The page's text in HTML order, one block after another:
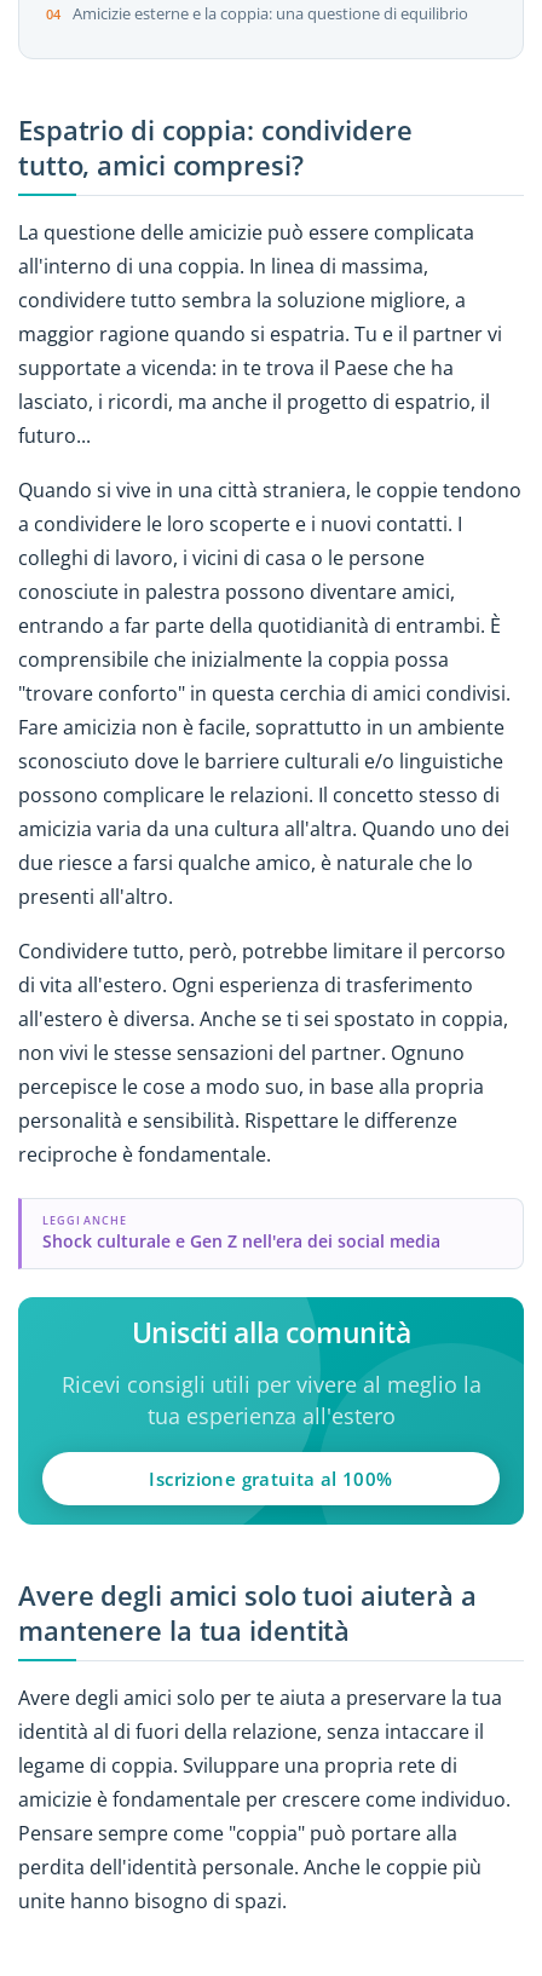
Amicizie esterne e la coppia: una questione di equilibrio
Espatrio di coppia: condividere
tutto, amici compresi?
La questione delle amicizie può essere complicata
all'interno di una coppia. In linea di massima,
condividere tutto sembra la soluzione migliore, a
maggior ragione quando si espatria. Tu e il partner vi
supportate a vicenda: in te trova il Paese che ha
lasciato, i ricordi, ma anche il progetto di espatrio, il
futuro...
Quando si vive in una città straniera, le coppie tendono
a condividere le loro scoperte e i nuovi contatti. I
colleghi di lavoro, i vicini di casa o le persone
conosciute in palestra possono diventare amici,
entrando a far parte della quotidianità di entrambi. È
comprensibile che inizialmente la coppia possa
"trovare conforto" in questa cerchia di amici condivisi.
Fare amicizia non è facile, soprattutto in un ambiente
sconosciuto dove le barriere culturali e/o linguistiche
possono complicare le relazioni. Il concetto stesso di
amicizia varia da una cultura all'altra. Quando uno dei
due riesce a farsi qualche amico, è naturale che lo
presenti all'altro.
Condividere tutto, però, potrebbe limitare il percorso
di vita all'estero. Ogni esperienza di trasferimento
all'estero è diversa. Anche se ti sei spostato in coppia,
non vivi le stesse sensazioni del partner. Ognuno
percepisce le cose a modo suo, in base alla propria
personalità e sensibilità. Rispettare le differenze
reciproche è fondamentale.
LEGGI ANCHE
Shock culturale e Gen Z nell'era dei social media
Unisciti alla comunità
Ricevi consigli utili per vivere al meglio la
tua esperienza all'estero
Iscrizione gratuita al 100%
Avere degli amici solo tuoi aiuterà a
mantenere la tua identità
Avere degli amici solo per te aiuta a preservare la tua
identità al di fuori della relazione, senza intaccare il
legame di coppia. Sviluppare una propria rete di
amicizie è fondamentale per crescere come individuo.
Pensare sempre come "coppia" può portare alla
perdita dell'identità personale. Anche le coppie più
unite hanno bisogno di spazi.